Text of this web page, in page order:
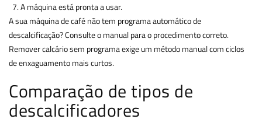
A máquina está pronta a usar.
A sua máquina de café não tem programa automático de
descalcificação? Consulte o manual para o procedimento correto.
Remover calcário sem programa exige um método manual com ciclos
de enxaguamento mais curtos.
Comparação de tipos de
descalcificadores